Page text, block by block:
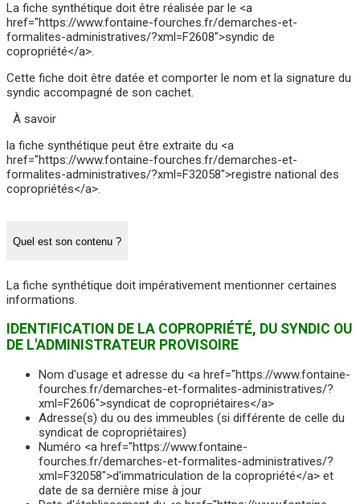
La fiche synthétique doit être réalisée par le <a
href="https://www.fontaine-fourches.fr/demarches-et-
formalites-administratives/?xml=F2608">syndic de
copropriété</a>.
Cette fiche doit être datée et comporter le nom et la signature du
syndic accompagné de son cachet.
À savoir
la fiche synthétique peut être extraite du <a
href="https://www.fontaine-fourches.fr/demarches-et-
formalites-administratives/?xml=F32058">registre national des
copropriétés</a>.
Quel est son contenu ?
La fiche synthétique doit impérativement mentionner certaines
informations.
IDENTIFICATION DE LA COPROPRIÉTÉ, DU SYNDIC OU
DE L'ADMINISTRATEUR PROVISOIRE
Nom d'usage et adresse du <a href="https://www.fontaine-
fourches.fr/demarches-et-formalites-administratives/?
xml=F2606">syndicat de copropriétaires</a>
Adresse(s) du ou des immeubles (si différente de celle du
syndicat de copropriétaires)
Numéro <a href="https://www.fontaine-
fourches.fr/demarches-et-formalites-administratives/?
xml=F32058">d'immatriculation de la copropriété</a> et
date de sa dernière mise à jour